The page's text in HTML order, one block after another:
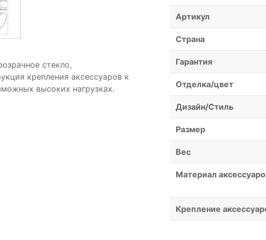
стекло,
крепления аксессуаров к
высоких нагрузках.
Артикул
Страна
Гарантия
Отделка/цвет
Дизайн/Стиль
Размер
Вес
Материал
Крепление